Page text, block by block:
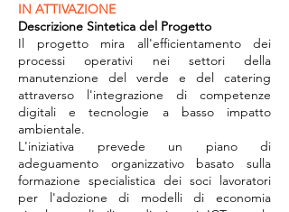
IN ATTIVAZIONE
Descrizione Sintetica del Progetto
Il progetto mira all'efficientamento dei
processi operativi nei settori della
manutenzione del verde e del catering
attraverso l'integrazione di competenze
digitali e tecnologie a basso impatto
ambientale.
L'iniziativa prevede un piano di
adeguamento organizzativo basato sulla
formazione specialistica dei soci lavoratori
per l'adozione di modelli di economia